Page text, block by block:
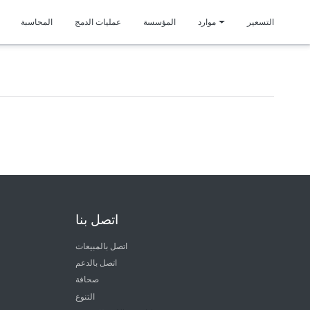
المحاسبة عمليات الدمج المؤسسة موارد التسعير
اتصل بنا
اتصل بالمبيعات
اتصل بالدعم
صحافة
التنوع